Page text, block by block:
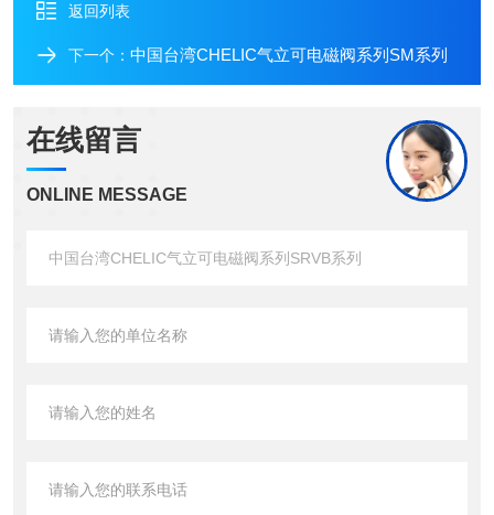
返回列表
下一个： 中国台湾CHELIC气立可电磁阀系列SM系列
在线留言
ONLINE MESSAGE